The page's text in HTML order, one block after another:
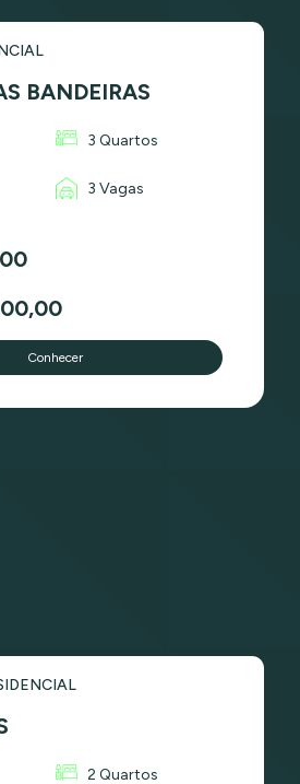
BANDEIRAS
3 Quartos
3 Vagas
Conhecer
2 Quartos